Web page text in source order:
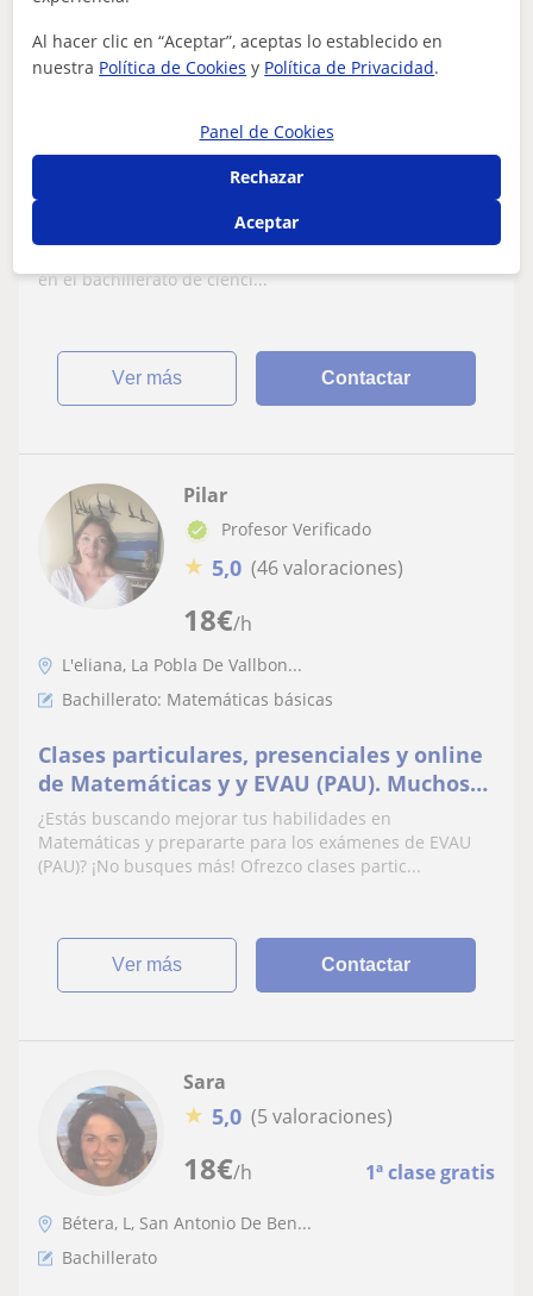
Valencia Ciudad, L'eliana, Ma...
Profesora particular con experiencia.
bachillerato de ciencias sociales.
Preferencia Online
Soy Carla Carralero Claramunt, estudiante universitaria
en el bachillerato de cienci...
ver más Contactar
18€/h
Pilar
Profesor Verificado
★ 5,0 (46 valoraciones)
L'eliana, La Pobla De Vallbon...
Bachillerato: Matemáticas básicas
Clases particulares, presenciales y online
de Matemáticas y y EVAU (PAU). Muchos
años de experiencia
¿Estás buscando mejorar tus habilidades en
Matemáticas y prepararte para los exámenes de EVAU
(PAU)? ¡No busques más! Ofrezco clases partic...
ver más Contactar
18€/h 1ª clase gratis
Sara
★ 5,0 (5 valoraciones)
Bétera, L, San Antonio De Ben...
Bachillerato
Al hacer clic en “Aceptar”, aceptas lo establecido en
nuestra Política de Cookies y Política de Privacidad.
Panel de Cookies
Rechazar
Aceptar